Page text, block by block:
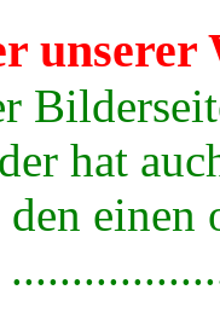
unserer
hat
einen